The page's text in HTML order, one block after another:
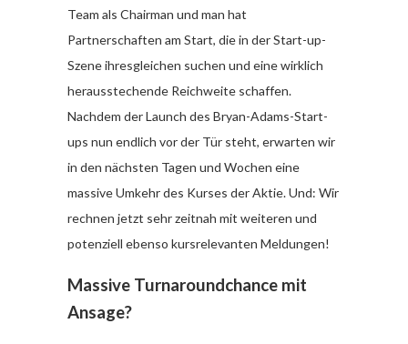
Team als Chairman und man hat
Partnerschaften am Start, die in der Start-up-
Szene ihresgleichen suchen und eine wirklich
herausstechende Reichweite schaffen.
Nachdem der Launch des Bryan-Adams-Start-
ups nun endlich vor der Tür steht, erwarten wir
in den nächsten Tagen und Wochen eine
massive Umkehr des Kurses der Aktie. Und: Wir
rechnen jetzt sehr zeitnah mit weiteren und
potenziell ebenso kursrelevanten Meldungen!
Massive Turnaroundchance mit
Ansage?